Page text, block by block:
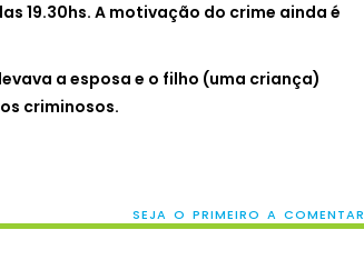
19.30hs. A motivação do crime ainda é
a esposa e o filho (uma criança)
criminosos.
SEJA O PRIMEIRO A COMENTAR